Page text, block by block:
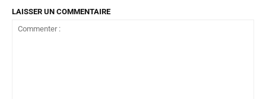
LAISSER UN COMMENTAIRE